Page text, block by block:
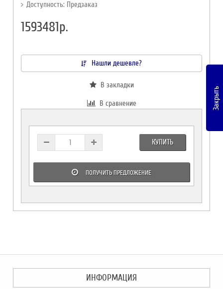
Доступность: Предзаказ
1593481р.
Нашли дешевле?
В закладки
В сравнение
КУПИТЬ
ПОЛУЧИТЬ ПРЕДЛОЖЕНИЕ
ИНФОРМАЦИЯ
Закрыть